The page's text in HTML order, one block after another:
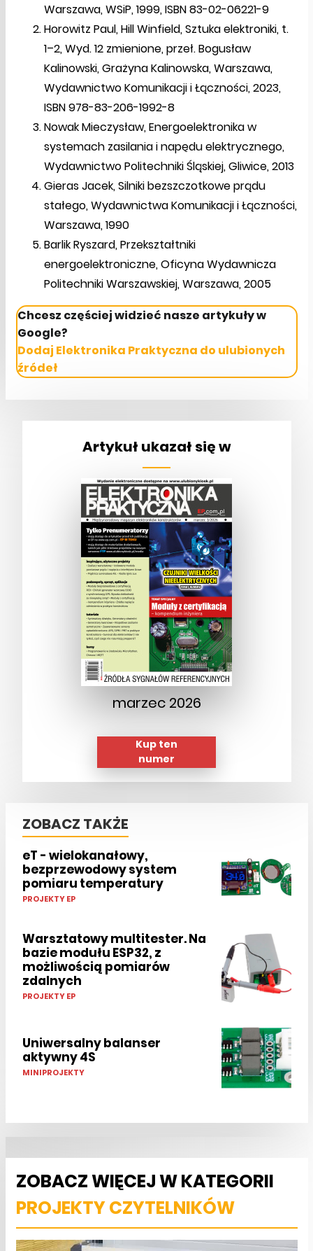
Warszawa, WSiP, 1999, ISBN 83-02-06221-9
Horowitz Paul, Hill Winfield, Sztuka elektroniki, t.
1–2, Wyd. 12 zmienione, przeł. Bogusław
Kalinowski, Grażyna Kalinowska, Warszawa,
Wydawnictwo Komunikacji i Łączności, 2023,
ISBN 978-83-206-1992-8
Nowak Mieczysław, Energoelektronika w
systemach zasilania i napędu elektrycznego,
Wydawnictwo Politechniki Śląskiej, Gliwice, 2013
Gieras Jacek, Silniki bezszczotkowe prądu
stałego, Wydawnictwa Komunikacji i Łączności,
Warszawa, 1990
Barlik Ryszard, Przekształtniki
energoelektroniczne, Oficyna Wydawnicza
Politechniki Warszawskiej, Warszawa, 2005
Chcesz częściej widzieć nasze artykuły w
Google?
Dodaj Elektronika Praktyczna do ulubionych
źródeł
Artykuł ukazał się w
marzec 2026
Kup ten
numer
ZOBACZ TAKŻE
eT - wielokanałowy,
bezprzewodowy system
pomiaru temperatury
PROJEKTY EP
Warsztatowy multitester. Na
bazie modułu ESP32, z
możliwością pomiarów
zdalnych
PROJEKTY EP
Uniwersalny balanser
aktywny 4S
MINIPROJEKTY
ZOBACZ WIĘCEJ W KATEGORII
PROJEKTY CZYTELNIKÓW